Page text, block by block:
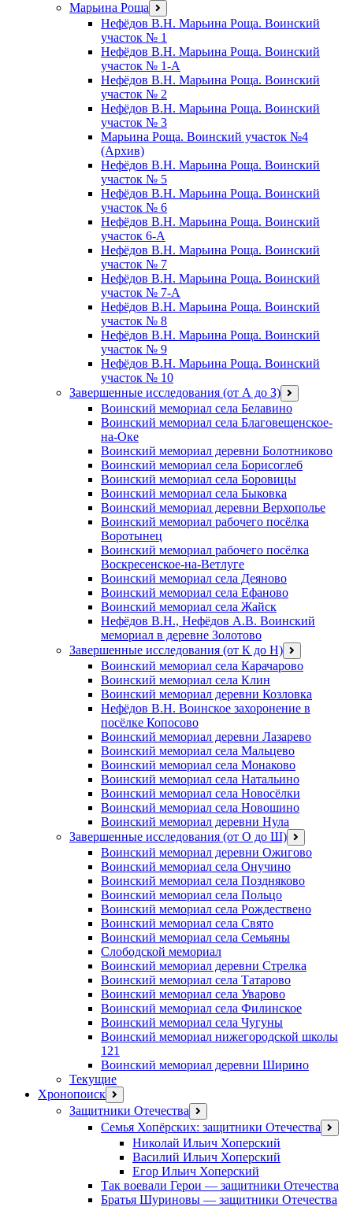
Марьина Роща открыть
меню
Нефёдов В.Н. Марьина Роща. Воинский
участок № 1
Нефёдов В.Н. Марьина Роща. Воинский
участок № 1-А
Нефёдов В.Н. Марьина Роща. Воинский
участок № 2
Нефёдов В.Н. Марьина Роща. Воинский
участок № 3
Марьина Роща. Воинский участок №4
(Архив)
Нефёдов В.Н. Марьина Роща. Воинский
участок № 5
Нефёдов В.Н. Марьина Роща. Воинский
участок № 6
Нефёдов В.Н. Марьина Роща. Воинский
участок 6-А
Нефёдов В.Н. Марьина Роща. Воинский
участок № 7
Нефёдов В.Н. Марьина Роща. Воинский
участок № 7-А
Нефёдов В.Н. Марьина Роща. Воинский
участок № 8
Нефёдов В.Н. Марьина Роща. Воинский
участок № 9
Нефёдов В.Н. Марьина Роща. Воинский
участок № 10
Завершенные исследования (от А до З) открыть
меню
Воинский мемориал села Белавино
Воинский мемориал села Благовещенское-
на-Оке
Воинский мемориал деревни Болотниково
Воинский мемориал села Борисоглеб
Воинский мемориал села Боровицы
Воинский мемориал села Быковка
Воинский мемориал деревни Верхополье
Воинский мемориал рабочего посёлка
Воротынец
Воинский мемориал рабочего посёлка
Воскресенское-на-Ветлуге
Воинский мемориал села Деяново
Воинский мемориал села Ефаново
Воинский мемориал села Жайск
Нефёдов В.Н., Нефёдов А.В. Воинский
мемориал в деревне Золотово
Завершенные исследования (от К до Н) открыть
меню
Воинский мемориал села Карачарово
Воинский мемориал села Клин
Воинский мемориал деревни Козловка
Нефёдов В.Н. Воинское захоронение в
посёлке Копосово
Воинский мемориал деревни Лазарево
Воинский мемориал села Мальцево
Воинский мемориал села Монаково
Воинский мемориал села Натальино
Воинский мемориал села Новосёлки
Воинский мемориал села Новошино
Воинский мемориал деревни Нула
Завершенные исследования (от О до Ш) открыть
меню
Воинский мемориал деревни Ожигово
Воинский мемориал села Онучино
Воинский мемориал села Поздняково
Воинский мемориал села Польцо
Воинский мемориал села Рождествено
Воинский мемориал села Свято
Воинский мемориал села Семьяны
Слободской мемориал
Воинский мемориал деревни Стрелка
Воинский мемориал села Татарово
Воинский мемориал села Уварово
Воинский мемориал села Филинское
Воинский мемориал села Чугуны
Воинский мемориал нижегородской школы
121
Воинский мемориал деревни Ширино
Текущие
Хронопоиск открыть
меню
Защитники Отечества открыть
меню
Семья Хопёрских: защитники Отечества
меню
Николай Ильич Хоперский
Василий Ильич Хоперский
Егор Ильич Хоперский
Так воевали Герои — защитники Отечества
Братья Шуриновы — защитники Отечества